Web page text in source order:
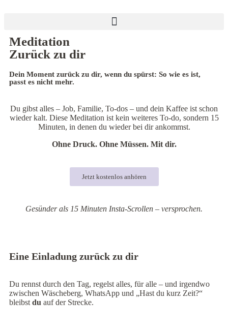
Meditation
Zurück zu dir
Dein Moment zurück zu dir, wenn du spürst: So wie es ist,
passt es nicht mehr.
Du gibst alles – Job, Familie, To-dos – und dein Kaffee ist schon
wieder kalt. Diese Meditation ist kein weiteres To-do, sondern 15
Minuten, in denen du wieder bei dir ankommst.
Ohne Druck. Ohne Müssen. Mit dir.
Jetzt kostenlos anhören
Gesünder als 15 Minuten Insta-Scrollen – versprochen.
Eine Einladung zurück zu dir
Du rennst durch den Tag, regelst alles, für alle – und irgendwo
zwischen Wäscheberg, WhatsApp und „Hast du kurz Zeit?“
bleibst du auf der Strecke.